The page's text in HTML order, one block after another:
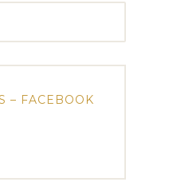
– FACEBOOK